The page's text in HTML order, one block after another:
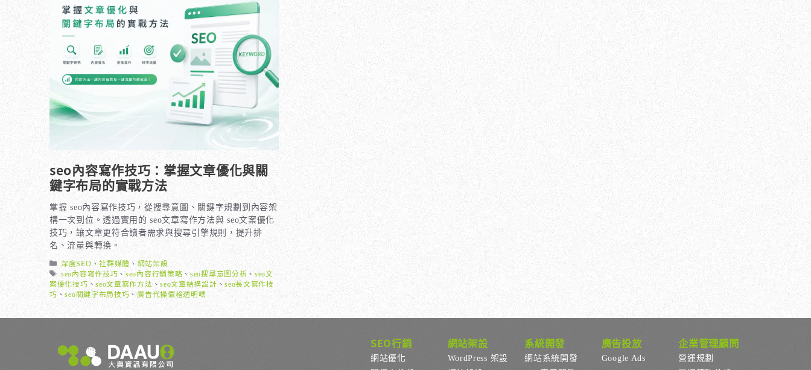
seo內容寫作技巧：掌握文章優化與關
鍵字布局的實戰方法
掌握 seo內容寫作技巧，從搜尋意圖、關鍵字規劃到內容架
構一次到位。透過實用的 seo文章寫作方法與 seo文案優化
技巧，讓文章更符合讀者需求與搜尋引擎規則，提升排
名、流量與轉換。
分
類
深度SEO 、社群媒體 、 網站架設
標
籤
seo內容寫作技巧 、seo內容行銷策略 、seo搜尋意圖分析 、seo文
案優化技巧 、seo文章寫作方法 、seo文章結構設計 、seo長文寫作技
巧 、seo關鍵字布局技巧 、 廣告代操價格透明嗎
SEO行銷
網站優化
網站架設
WordPress 架設
系統開發
網站系統開發
廣告投放
Google Ads
企業管理顧問
營運規劃